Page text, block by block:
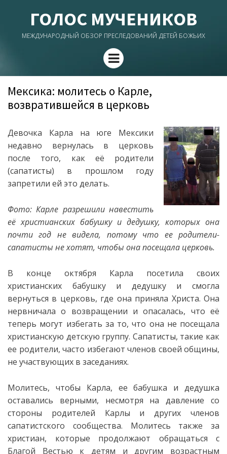
ГОЛОС МУЧЕНИКОВ
МЕЖДУНАРОДНЫЙ ОБЗОР ПРЕСЛЕДОВАНИЙ ДЕТЕЙ БОЖЬИХ
Menu
Мексика: молитесь о Карле,
возвратившейся в церковь
Девочка Карла на юге Мексики
недавно вернулась в церковь
после того, как её родители
(сапатисты) в прошлом году
запретили ей это делать.
Фото: Карле разрешили навестить
её христианских бабушку и дедушку, которых она
почти год не видела, потому что ее родители-
сапатисты не хотят, чтобы она посещала церковь.
В конце октября Карла посетила своих
христианских бабушку и дедушку и смогла
вернуться в церковь, где она приняла Христа. Она
нервничала о возвращении и опасалась, что её
теперь могут избегать за то, что она не посещала
христианскую детскую группу. Сапатисты, такие как
ее родители, часто избегают членов своей общины,
не участвующих в заседаниях.
Молитесь, чтобы Карла, ее бабушка и дедушка
оставались верными, несмотря на давление со
стороны родителей Карлы и других членов
сапатистского сообщества. Молитесь также за
христиан, которые продолжают обращаться с
Благой Вестью к детям и другим возрастным